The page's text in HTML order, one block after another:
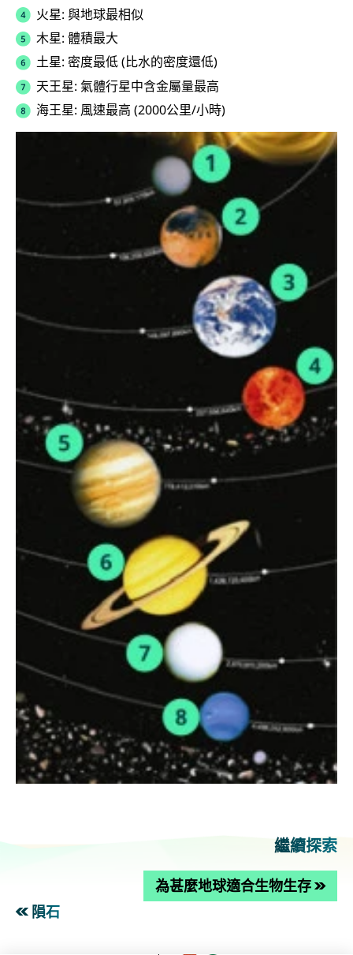
火星: 與地球最相似
木星: 體積最大
土星: 密度最低 (比水的密度還低)
天王星: 氣體行星中含金屬量最高
海王星: 風速最高 (2000公里/小時)
繼續探索
隕石
為甚麼地球適合生物生存